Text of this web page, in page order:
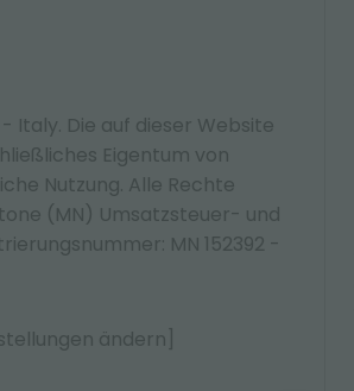
Italy. Die auf dieser Website
Eigentum von
Nutzung. Alle Rechte
(MN) Umsatzsteuer- und
MN 152392 -
ändern]